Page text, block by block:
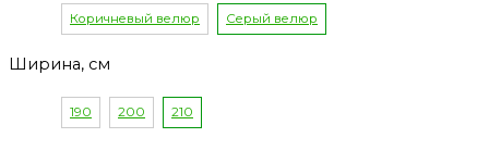
Коричневый велюр Серый велюр
Ширина, см
190 200 210